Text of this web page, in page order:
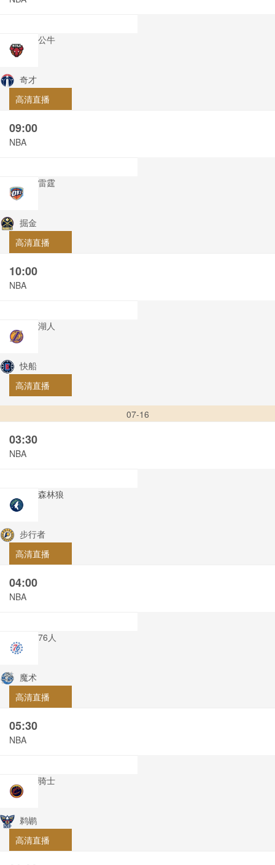
公牛
奇才
高清直播
09:00
NBA
雷霆
掘金
高清直播
10:00
NBA
湖人
快船
高清直播
07-16
03:30
NBA
森林狼
步行者
高清直播
04:00
NBA
76人
魔术
高清直播
05:30
NBA
骑士
鹈鹕
高清直播